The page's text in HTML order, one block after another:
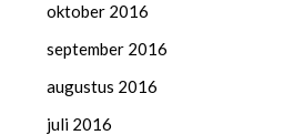
oktober 2016
september 2016
augustus 2016
juli 2016